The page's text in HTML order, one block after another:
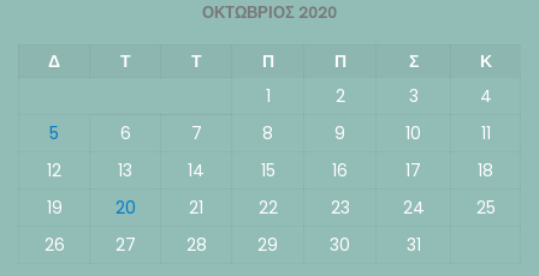
ΟΚΤΏΒΡΙΟΣ 2020
Δ Τ Τ Π Π Σ
Κ
1
2 3
4
5
6 7 8 9 10
11
12
13 14 15 16 17
18
19
20 21 22 23 24
25
26
27 28 29 30 31